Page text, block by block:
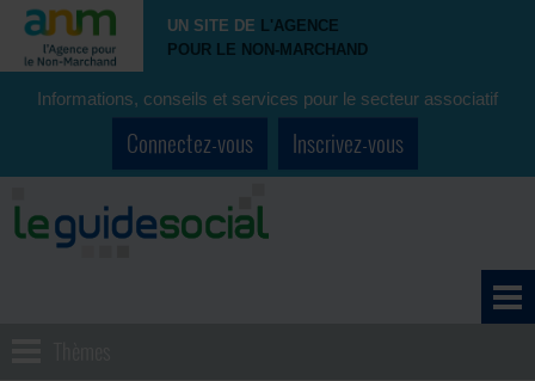
UN SITE DE L'AGENCE
POUR LE NON-MARCHAND
Informations, conseils et services pour le secteur associatif
Connectez-vous Inscrivez-vous